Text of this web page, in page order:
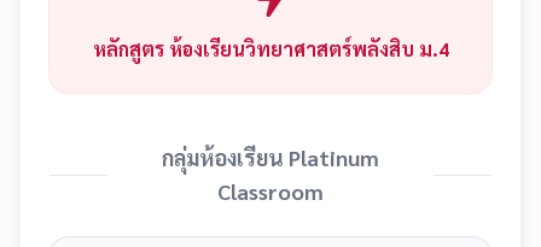
หลักสูตร ห้องเรียนวิทยาศาสตร์พลังสิบ ม.4
กลุ่มห้องเรียน Platinum
Classroom